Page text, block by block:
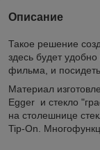
Описание
Такое решение
здесь будет
фильма, и
Материал
Egger и стекло
на столешнице
Tip-On.